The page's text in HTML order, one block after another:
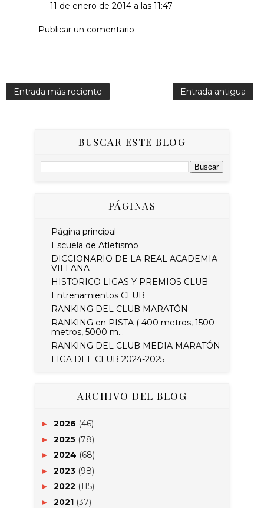
11 de enero de 2014 a las 11:47
Publicar un comentario
Entrada más reciente Entrada antigua
BUSCAR ESTE BLOG
PÁGINAS
Página principal
Escuela de Atletismo
DICCIONARIO DE LA REAL ACADEMIA
VILLANA
HISTORICO LIGAS Y PREMIOS CLUB
Entrenamientos CLUB
RANKING DEL CLUB MARATÓN
RANKING en PISTA ( 400 metros, 1500
metros, 5000 m...
RANKING DEL CLUB MEDIA MARATÓN
LIGA DEL CLUB 2024-2025
ARCHIVO DEL BLOG
► 2026 (46)
► 2025 (78)
► 2024 (68)
► 2023 (98)
► 2022 (115)
► 2021 (37)